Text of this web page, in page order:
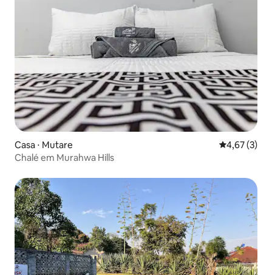
Casa ⋅ Mutare 4,67 de
4,67 (3)
Chalé em Murahwa Hills